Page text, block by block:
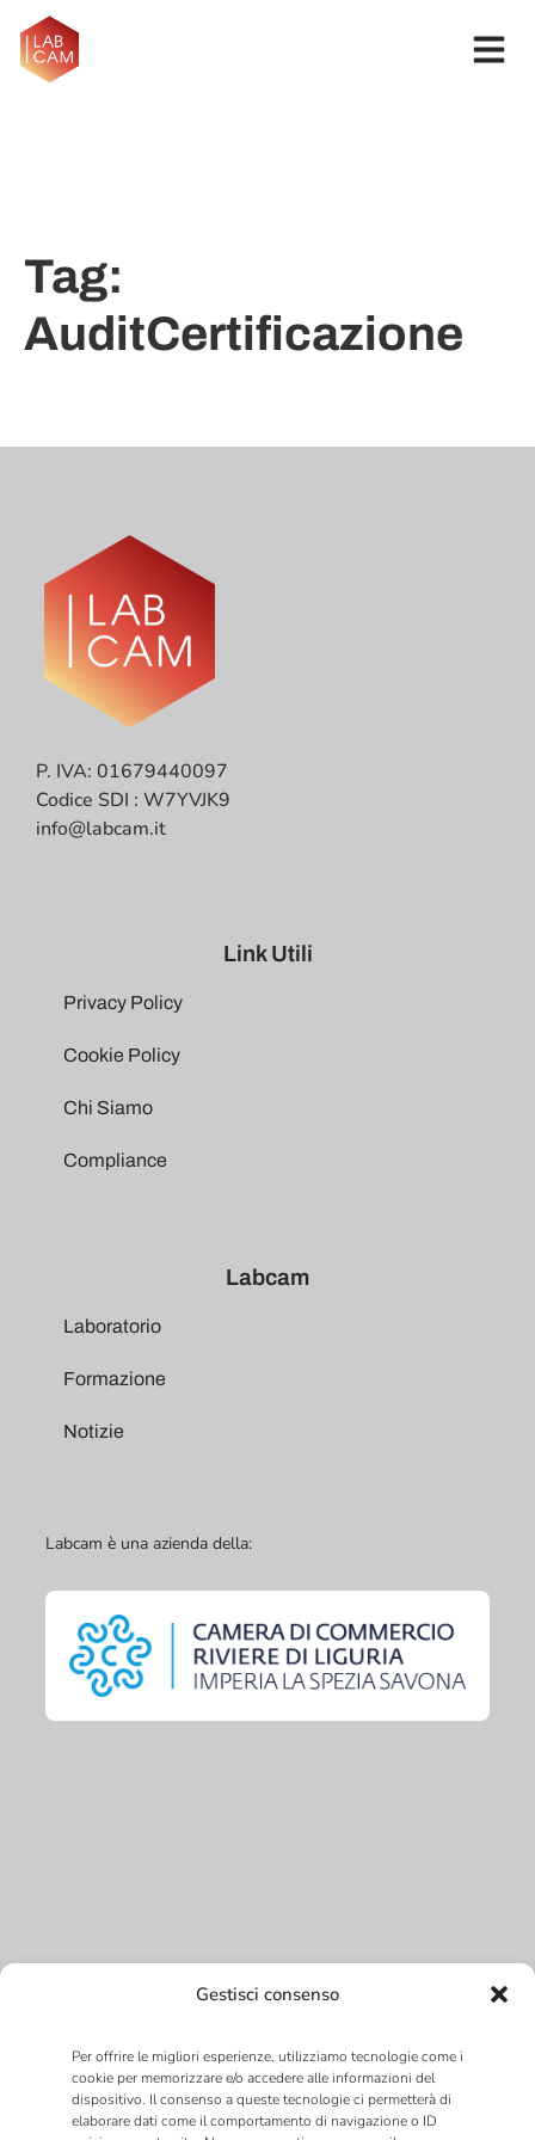
Gestisci consenso
Per offrire le migliori esperienze, utilizziamo tecnologie come i
cookie per memorizzare e/o accedere alle informazioni del
dispositivo. Il consenso a queste tecnologie ci permetterà di
elaborare dati come il comportamento di navigazione o ID
Tag:
AuditCertificazione
P. IVA: 01679440097
Codice SDI : W7YVJK9
info@labcam.it
Link Utili
Privacy Policy
Cookie Policy
Chi Siamo
Compliance
Labcam
Laboratorio
Formazione
Notizie
Labcam è una azienda della: